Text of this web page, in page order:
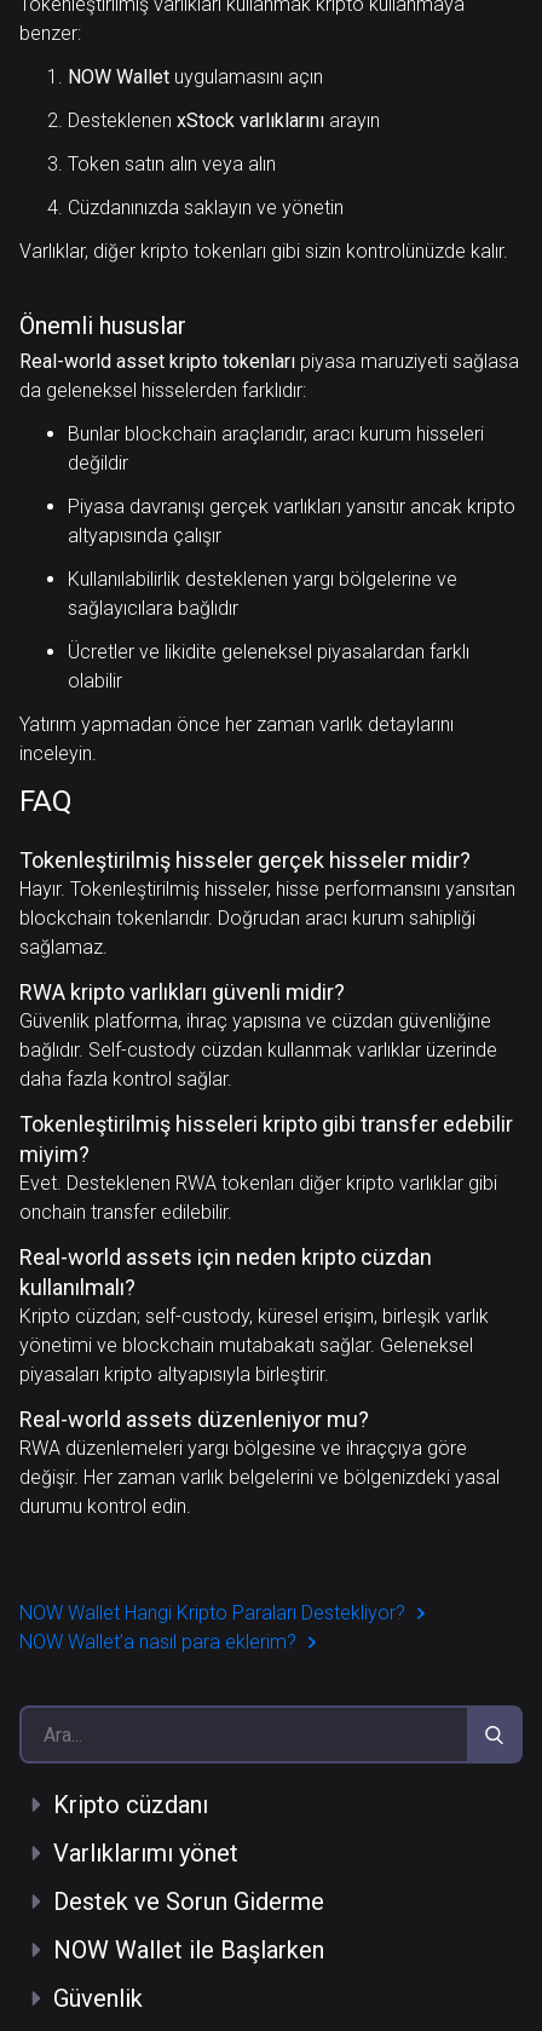
benzer:
NOW Wallet uygulamasını açın
Desteklenen xStock varlıklarını arayın
Token satın alın veya alın
Cüzdanınızda saklayın ve yönetin
Varlıklar, diğer kripto tokenları gibi sizin kontrolünüzde kalır.
Önemli hususlar
Real-world asset kripto tokenları piyasa maruziyeti sağlasa
da geleneksel hisselerden farklıdır:
Bunlar blockchain araçlarıdır, aracı kurum hisseleri
değildir
Piyasa davranışı gerçek varlıkları yansıtır ancak kripto
altyapısında çalışır
Kullanılabilirlik desteklenen yargı bölgelerine ve
sağlayıcılara bağlıdır
Ücretler ve likidite geleneksel piyasalardan farklı
olabilir
Yatırım yapmadan önce her zaman varlık detaylarını
inceleyin.
FAQ
Tokenleştirilmiş hisseler gerçek hisseler midir?
Hayır. Tokenleştirilmiş hisseler, hisse performansını yansıtan
blockchain tokenlarıdır. Doğrudan aracı kurum sahipliği
sağlamaz.
RWA kripto varlıkları güvenli midir?
Güvenlik platforma, ihraç yapısına ve cüzdan güvenliğine
bağlıdır. Self-custody cüzdan kullanmak varlıklar üzerinde
daha fazla kontrol sağlar.
Tokenleştirilmiş hisseleri kripto gibi transfer edebilir
miyim?
Evet. Desteklenen RWA tokenları diğer kripto varlıklar gibi
onchain transfer edilebilir.
Real-world assets için neden kripto cüzdan
kullanılmalı?
Kripto cüzdan; self-custody, küresel erişim, birleşik varlık
yönetimi ve blockchain mutabakatı sağlar. Geleneksel
piyasaları kripto altyapısıyla birleştirir.
Real-world assets düzenleniyor mu?
RWA düzenlemeleri yargı bölgesine ve ihraççıya göre
değişir. Her zaman varlık belgelerini ve bölgenizdeki yasal
durumu kontrol edin.
NOW Wallet Hangi Kripto Paraları Destekliyor?
NOW Wallet’a nasıl para eklerim?
Kripto cüzdanı
Varlıklarımı yönet
Destek ve Sorun Giderme
NOW Wallet ile Başlarken
Güvenlik